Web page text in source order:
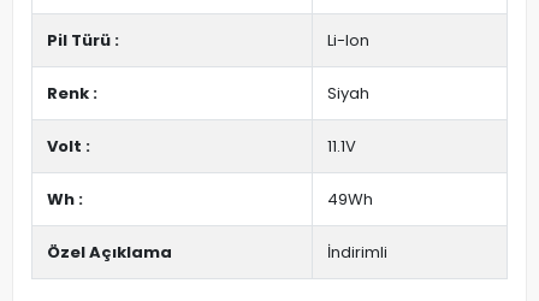
Pil Türü : Li-Ion
Renk : Siyah
Volt : 11.1V
Wh : 49Wh
Özel Açıklama İndirimli